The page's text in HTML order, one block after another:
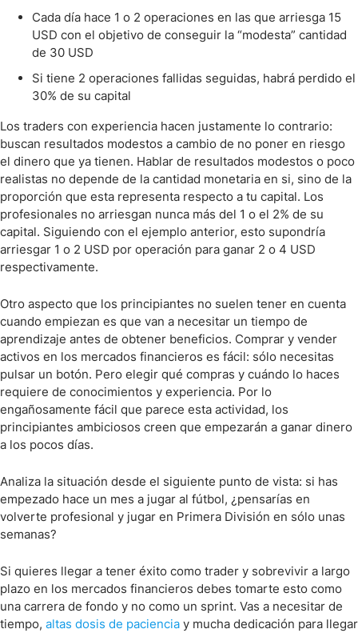
Cada día hace 1 o 2 operaciones en las que arriesga 15
USD con el objetivo de conseguir la “modesta” cantidad
de 30 USD
Si tiene 2 operaciones fallidas seguidas, habrá perdido el
30% de su capital
Los traders con experiencia hacen justamente lo contrario:
buscan resultados modestos a cambio de no poner en riesgo
el dinero que ya tienen. Hablar de resultados modestos o poco
realistas no depende de la cantidad monetaria en si, sino de la
proporción que esta representa respecto a tu capital. Los
profesionales no arriesgan nunca más del 1 o el 2% de su
capital. Siguiendo con el ejemplo anterior, esto supondría
arriesgar 1 o 2 USD por operación para ganar 2 o 4 USD
respectivamente.
Otro aspecto que los principiantes no suelen tener en cuenta
cuando empiezan es que van a necesitar un tiempo de
aprendizaje antes de obtener beneficios. Comprar y vender
activos en los mercados financieros es fácil: sólo necesitas
pulsar un botón. Pero elegir qué compras y cuándo lo haces
requiere de conocimientos y experiencia. Por lo
engañosamente fácil que parece esta actividad, los
principiantes ambiciosos creen que empezarán a ganar dinero
a los pocos días.
Analiza la situación desde el siguiente punto de vista: si has
empezado hace un mes a jugar al fútbol, ¿pensarías en
volverte profesional y jugar en Primera División en sólo unas
semanas?
Si quieres llegar a tener éxito como trader y sobrevivir a largo
plazo en los mercados financieros debes tomarte esto como
una carrera de fondo y no como un sprint. Vas a necesitar de
tiempo, altas dosis de paciencia y mucha dedicación para llegar